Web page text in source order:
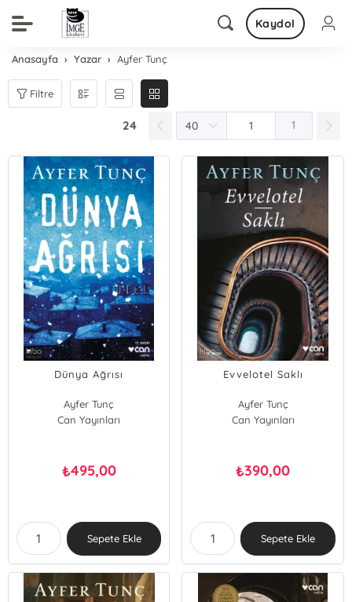
Kaydol
Anasayfa Yazar Ayfer Tunç
Filtre
24 1
Dünya Ağrısı
Ayfer Tunç
Can Yayınları
₺495,00
Sepete Ekle
Evvelotel Saklı
Ayfer Tunç
Can Yayınları
₺390,00
Sepete Ekle